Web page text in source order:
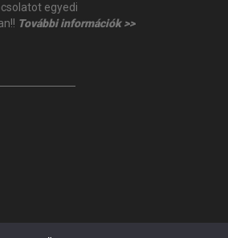
egyedi
További információk >>